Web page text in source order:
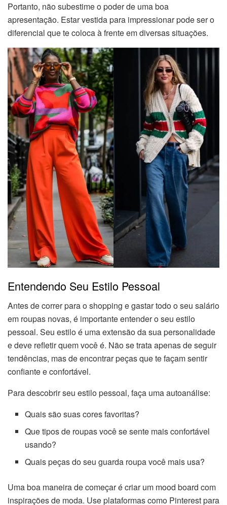
Portanto, não subestime o poder de uma boa
apresentação. Estar vestida para impressionar pode ser o
diferencial que te coloca à frente em diversas situações.
Entendendo Seu Estilo Pessoal
Antes de correr para o shopping e gastar todo o seu salário
em roupas novas, é importante entender o seu estilo
pessoal. Seu estilo é uma extensão da sua personalidade
e deve refletir quem você é. Não se trata apenas de seguir
tendências, mas de encontrar peças que te façam sentir
confiante e confortável.
Para descobrir seu estilo pessoal, faça uma autoanálise:
Quais são suas cores favoritas?
Que tipos de roupas você se sente mais confortável
usando?
Quais peças do seu guarda roupa você mais usa?
Uma boa maneira de começar é criar um mood board com
inspirações de moda. Use plataformas como Pinterest para